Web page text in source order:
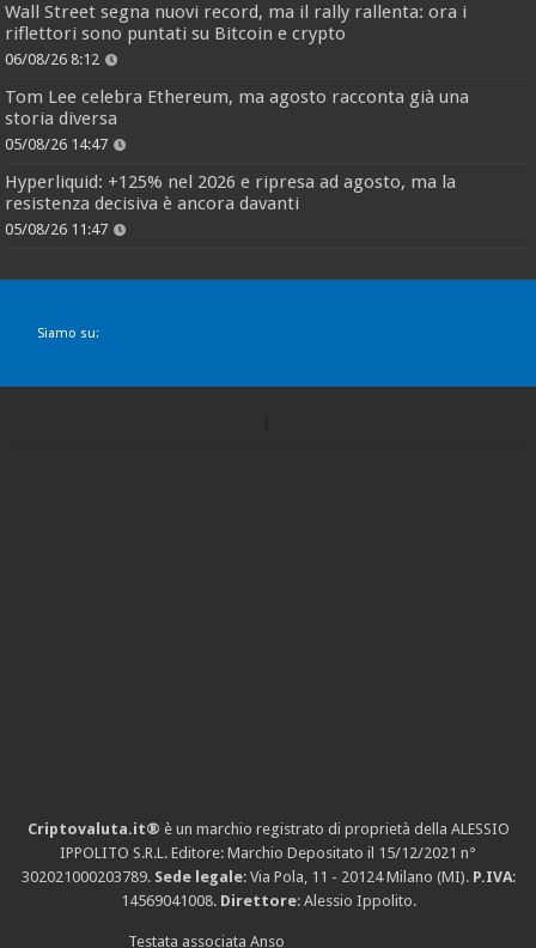
Wall Street segna nuovi record, ma il rally rallenta: ora i
riflettori sono puntati su Bitcoin e crypto
06/08/26 8:12
Tom Lee celebra Ethereum, ma agosto racconta già una
storia diversa
05/08/26 14:47
Hyperliquid: +125% nel 2026 e ripresa ad agosto, ma la
resistenza decisiva è ancora davanti
05/08/26 11:47
Siamo su:
Criptovaluta.it® è un marchio registrato di proprietà della ALESSIO
IPPOLITO S.R.L. Editore: Marchio Depositato il 15/12/2021 n°
302021000203789. Sede legale: Via Pola, 11 - 20124 Milano (MI). P.IVA:
14569041008. Direttore: Alessio Ippolito.
Testata associata Anso